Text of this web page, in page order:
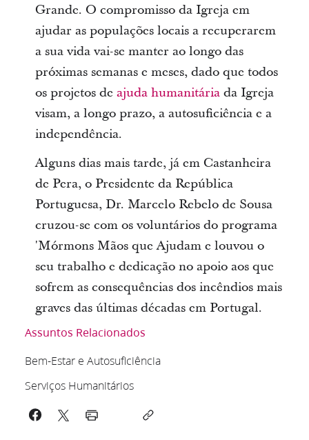
Grande. O compromisso da Igreja em
ajudar as populações locais a recuperarem
a sua vida vai-se manter ao longo das
próximas semanas e meses, dado que todos
os projetos de ajuda humanitáriada Igreja
visam, a longo prazo, a autosuficiência e a
independência.
Alguns dias mais tarde, já em Castanheira
de Pera, o Presidente da República
Portuguesa, Dr. Marcelo Rebelo de Sousa
cruzou-se com os voluntários do programa
'Mórmons Mãos que Ajudam e louvou o
seu trabalho e dedicação no apoio aos que
sofrem as consequências dos incêndios mais
graves das últimas décadas em Portugal.
Assuntos Relacionados
Bem-Estar e Autosuficiência
Serviços Humanitários